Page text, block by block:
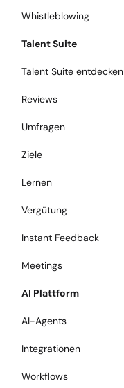
Whistleblowing
Talent Suite
Talent Suite entdecken
Reviews
Umfragen
Ziele
Lernen
Vergütung
Instant Feedback
Meetings
AI Plattform
AI-Agents
Integrationen
Workflows